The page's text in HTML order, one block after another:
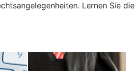
Lernen Sie die